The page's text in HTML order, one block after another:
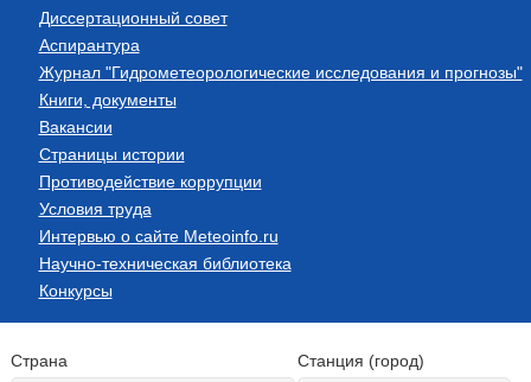
Диссертационный совет
Аспирантура
Журнал "Гидрометеорологические исследования и прогнозы"
Книги, документы
Вакансии
Страницы истории
Противодействие коррупции
Условия труда
Интервью о сайте Meteoinfo.ru
Научно-техническая библиотека
Конкурсы
Страна Станция (город)